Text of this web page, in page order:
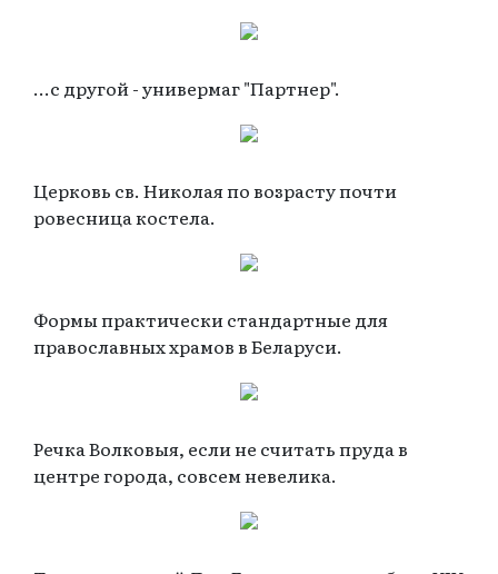
...с другой - универмаг "Партнер".
Церковь св. Николая по возрасту почти
ровесница костела.
Формы практически стандартные для
православных храмов в Беларуси.
Речка Волковыя, если не считать пруда в
центре города, совсем невелика.